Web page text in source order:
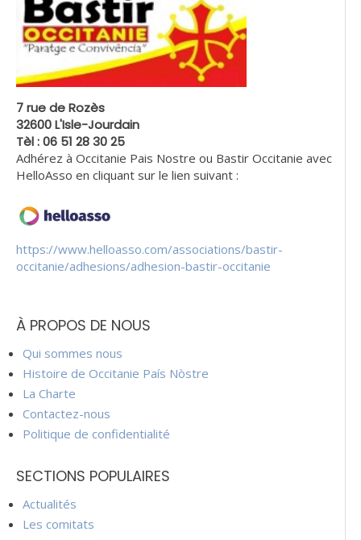
7 rue de Rozès
32600 L'Isle-Jourdain
Tèl : 06 51 28 30 25
Adhérez à Occitanie Pais Nostre ou Bastir Occitanie avec
HelloAsso en cliquant sur le lien suivant :
https://www.helloasso.com/associations/bastir-
occitanie/adhesions/adhesion-bastir-occitanie
À PROPOS DE NOUS
Qui sommes nous
Histoire de Occitanie País Nòstre
La Charte
Contactez-nous
Politique de confidentialité
SECTIONS POPULAIRES
Actualités
Les comitats